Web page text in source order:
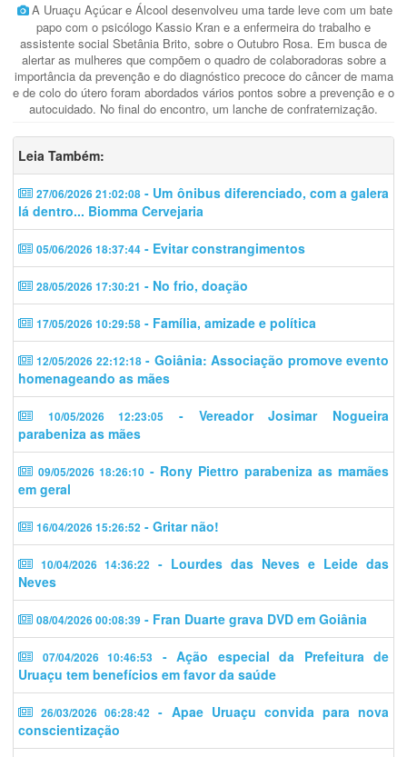
A Uruaçu Açúcar e Álcool desenvolveu uma tarde leve com um bate
papo com o psicólogo Kassio Kran e a enfermeira do trabalho e
assistente social Sbetânia Brito, sobre o Outubro Rosa. Em busca de
alertar as mulheres que compõem o quadro de colaboradoras sobre a
importância da prevenção e do diagnóstico precoce do câncer de mama
e de colo do útero foram abordados vários pontos sobre a prevenção e o
autocuidado. No final do encontro, um lanche de confraternização.
Leia Também:
27/06/2026 21:02:08 - Um ônibus diferenciado, com a galera
lá dentro... Biomma Cervejaria
05/06/2026 18:37:44 - Evitar constrangimentos
28/05/2026 17:30:21 - No frio, doação
17/05/2026 10:29:58 - Família, amizade e política
12/05/2026 22:12:18- Goiânia: Associação promove evento
homenageando as mães
10/05/2026 12:23:05
- Vereador Josimar Nogueira
parabeniza as mães
09/05/2026 18:26:10 - Rony Piettro parabeniza as mamães
em geral
16/04/2026 15:26:52 - Gritar não!
10/04/2026 14:36:22 - Lourdes das Neves e Leide das
Neves
08/04/2026 00:08:39 - Fran Duarte grava DVD em Goiânia
07/04/2026 10:46:53
- Ação especial da Prefeitura de
Uruaçu tem benefícios em favor da saúde
26/03/2026 06:28:42 - Apae Uruaçu convida para nova
conscientização